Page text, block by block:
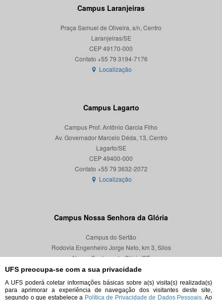
UFS preocupa-se com a sua privacidade
A UFS poderá coletar informações básicas sobre a(s) visita(s) realizada(s)
para aprimorar a experiência de navegação dos visitantes deste site,
segundo o que estabelece a Política de Privacidade de Dados Pessoais. Ao
Campus Laranjeiras
Praça Samuel de Oliveira, s/n, Centro
Laranjeiras/SE
CEP 49170-000
Localização
Campus Lagarto
Campus Prof. Antônio Garcia Filho
Av. Governador Marcelo Déda, 13, Centro
Lagarto/SE
CEP 49400-000
Localização
Campus Nossa Senhora da Glória
Campus do Sertão
Rodovia Engenheiro Jorge Neto, km 3, Silos
Nossa Senhora da Glória/SE
CEP 49680-000
Localização